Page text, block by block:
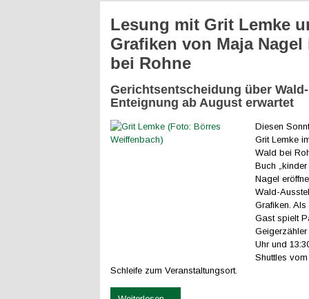
Lesung mit Grit Lemke
Grafiken von Maja Nagel
bei Rohne
Gerichtsentscheidung über Wald-
Enteignung ab August erwartet
Diesen
Grit Lemke
Wald bei
Buch
Nagel
Wald-
Grafiken.
Gast spielt
Geigerzähler
Uhr und
Shuttles
Schleife zum Veranstaltungsort.